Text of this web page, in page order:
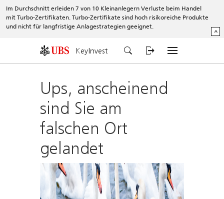
Im Durchschnitt erleiden 7 von 10 Kleinanlegern Verluste beim Handel
mit Turbo-Zertifikaten. Turbo-Zertifikate sind hoch risikoreiche Produkte
und nicht für langfristige Anlagestrategien geeignet.
^
KeyInvest
Ups, anscheinend
sind Sie am
falschen Ort
gelandet